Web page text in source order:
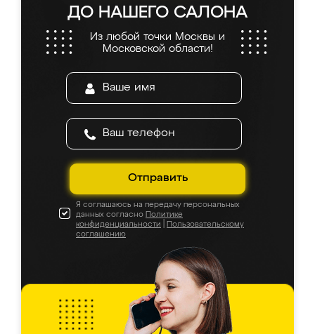
ДО НАШЕГО САЛОНА
Из любой точки Москвы и
Московской области!
Отправить
Я соглашаюсь на передачу персональных
данных согласно Политике
конфиденциальности
Пользовательскому
соглашению